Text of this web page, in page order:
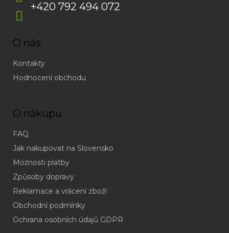
+420 792 494 072
O nás
Kontakty
Hodnocení obchodu
O nákupu
FAQ
Jak nakupovat na Slovensko
Možnosti platby
Způsoby dopravy
Reklamace a vrácení zboží
Obchodní podmínky
Ochrana osobních údajů GDPR
(odpověď
do